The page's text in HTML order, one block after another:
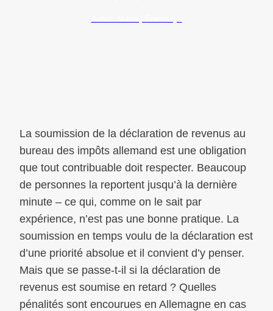
La soumission de la déclaration de revenus au
bureau des impôts allemand est une obligation
que tout contribuable doit respecter. Beaucoup
de personnes la reportent jusqu’à la dernière
minute – ce qui, comme on le sait par
expérience, n’est pas une bonne pratique. La
soumission en temps voulu de la déclaration est
d’une priorité absolue et il convient d’y penser.
Mais que se passe-t-il si la déclaration de
revenus est soumise en retard ? Quelles
pénalités sont encourues en Allemagne en cas